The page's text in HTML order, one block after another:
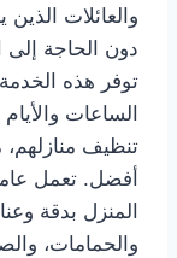
والعائلات
دون الحاجة
توفر هذه الخدمة
الساعات
تنظيف
أفضل. تعمل
المنزل بدقة
والحمامات،